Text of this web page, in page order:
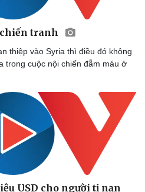
tranh
thiệp vào Syria thì điều đó không
trong cuộc nội chiến đẫm máu ở
USD cho người tị nạn